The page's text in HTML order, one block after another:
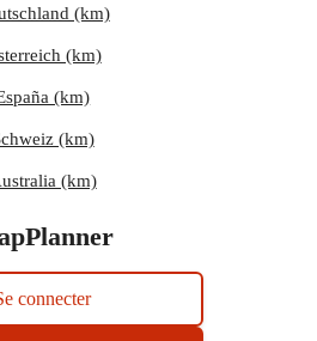
(km)
(km)
(km)
(km)
(km)
connecter